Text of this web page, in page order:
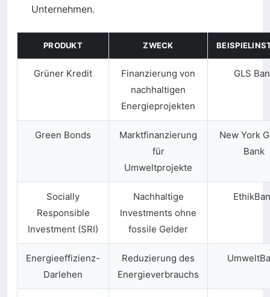
Unternehmen.
PRODUKT ZWECK
Grüner Kredit
Finanzierung von
nachhaltigen
Energieprojekten
GLS
Green Bonds
Marktfinanzierung
für
Umweltprojekte
New York
Bank
Socially
Responsible
Investment (SRI)
Nachhaltige
Investments ohne
fossile Gelder
Energieeffizienz-
Darlehen
Reduzierung des
Energieverbrauchs